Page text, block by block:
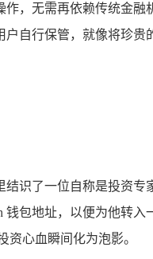
，无需再依赖传统金融
自行保管，就像将珍贵
识了一位自称是投资专
包地址，以便为他转入
心血瞬间化为泡影。